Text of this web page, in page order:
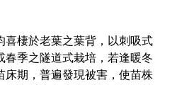
喜棲於老葉之葉背，以刺吸式
春季之隧道式栽培，若逢暖冬
床期，普遍發現被害，使苗株